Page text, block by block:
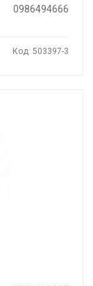
0986494666
Код: 503397-3